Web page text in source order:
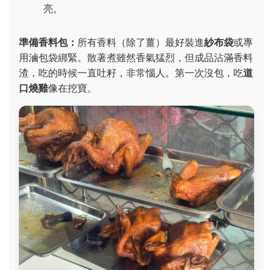
亮。
準備香料包： 所有香料（除了薑）最好裝進紗布袋或專
用滷包袋綁緊。散著煮雖然香氣猛烈，但成品沾滿香料
渣，吃的時候一直吐籽，非常惱人。第一次沒包，吃道
口燒雞像在挖寶。